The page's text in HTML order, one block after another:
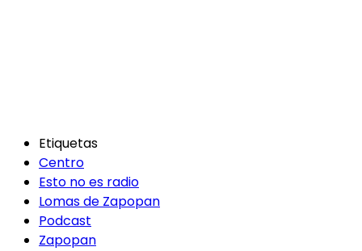
Etiquetas
Centro
Esto no es radio
Lomas de Zapopan
Podcast
Zapopan